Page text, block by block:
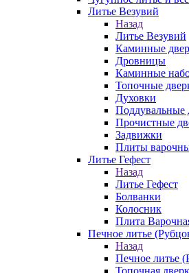
Литье Везувий
Назад
Литье Везувий
Каминные
Дровницы
Каминные
Топочные
Духовки
Поддувальные
Прочистные
Задвижки
Плиты
Литье Гефест
Назад
Литье Гефест
Болванки
Колосник
Плита
Печное литье
Назад
Печное литье
Топочная